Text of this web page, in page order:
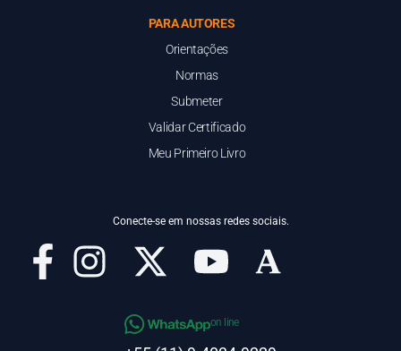
PARA AUTORES
Orientações
Normas
Submeter
Validar Certificado
Meu Primeiro Livro
Conecte-se em nossas redes sociais.
on line